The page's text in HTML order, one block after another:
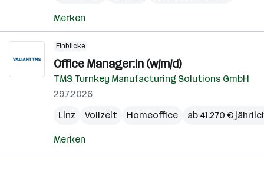
Merken
Einblicke
Office Manager:in (w/m/d)
TMS Turnkey Manufacturing Solutions GmbH
29.7.2026
Linz
Vollzeit Homeoffice ab 41.270 €
Merken